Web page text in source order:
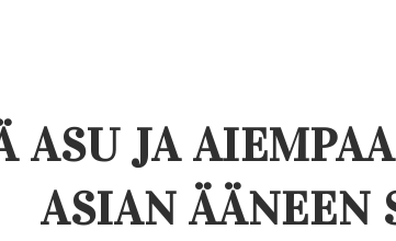
ASU JA
ASIAN ÄÄNEEN